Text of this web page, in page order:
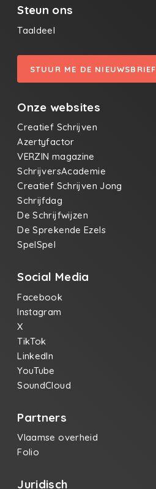
Steun ons
Taaldeel
STUUR ME DE NIEUWSBRIEF
Onze websites
Creatief Schrijven
Azertyfactor
VERZIN magazine
SchrijversAcademie
Creatief Schrijven Jong
Schrijfdag
De Schrijfwijzen
De Sprekende Ezels
SpelSpel
Social Media
Facebook
Instagram
X
TikTok
LinkedIn
YouTube
SoundCloud
Partners
Vlaamse overheid
Folio
Juridisch